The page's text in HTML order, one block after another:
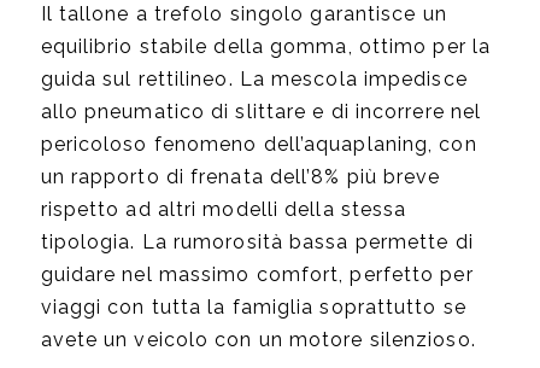
Il tallone a trefolo singolo garantisce un
equilibrio stabile della gomma, ottimo per la
guida sul rettilineo. La mescola impedisce
allo pneumatico di slittare e di incorrere nel
pericoloso fenomeno dell’aquaplaning, con
un rapporto di frenata dell’8% più breve
rispetto ad altri modelli della stessa
tipologia. La rumorosità bassa permette di
guidare nel massimo comfort, perfetto per
viaggi con tutta la famiglia soprattutto se
avete un veicolo con un motore silenzioso.